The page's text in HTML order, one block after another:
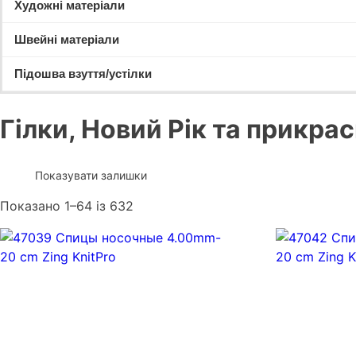
Художні матеріали
Швейні матеріали
Підошва взуття/устілки
Гілки, Новий Рік та
Показувати залишки
Показано 1–64 із 632